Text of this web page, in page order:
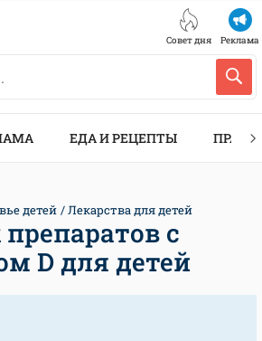
Совет дня Реклама
ЕДА И РЕЦЕПТЫ
детей Лекарства для детей
с
D для детей